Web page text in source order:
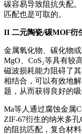
碳容易导致阻抗失配
匹配也是可取的。
II 二元陶瓷/碳MOF衍
金属氧化物、碳化物或
MgO、CoS₂等具有较
磁波损耗能力阻碍了
相结合，可以有效地
题，从而获得良好的吸
Ma等人通过腐蚀金属
ZIF-67衍生的纳米多
的阻抗匹配，复合材